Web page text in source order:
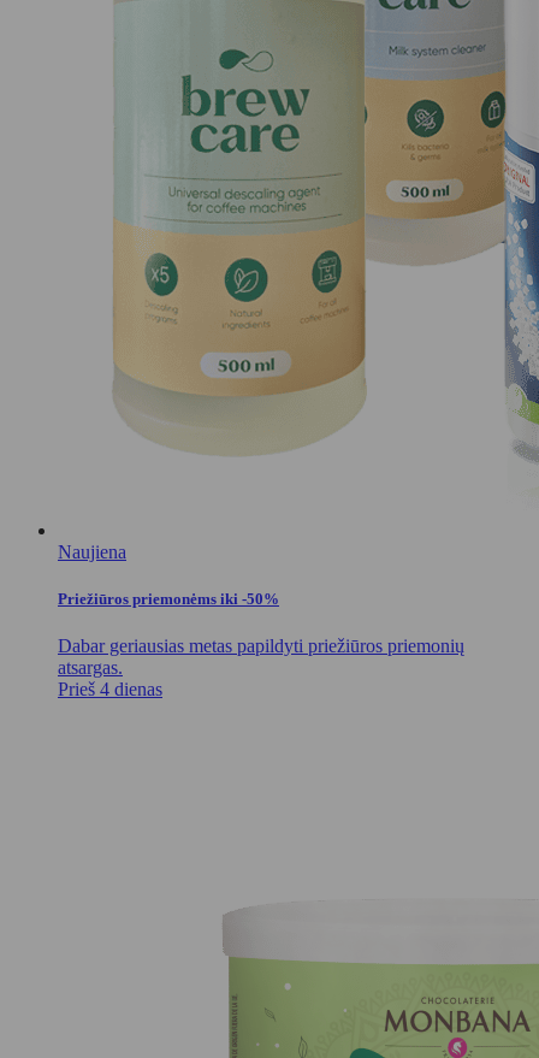
Naujiena
Priežiūros priemonėms iki -50%
Dabar geriausias metas papildyti priežiūros priemonių
atsargas.
Prieš 4 dienas